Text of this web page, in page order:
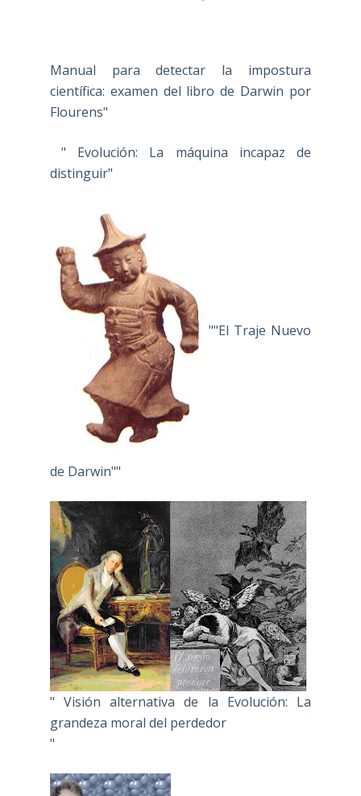
Manual para detectar la impostura
científica: examen del libro de Darwin por
Flourens"
" Evolución: La máquina incapaz de
distinguir"
""El Traje Nuevo
de Darwin""
" Visión alternativa de la Evolución: La
grandeza moral del perdedor
"